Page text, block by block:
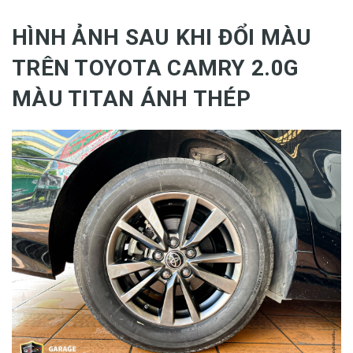
HÌNH ẢNH SAU KHI ĐỔI MÀU
TRÊN TOYOTA CAMRY 2.0G
MÀU TITAN ÁNH THÉP